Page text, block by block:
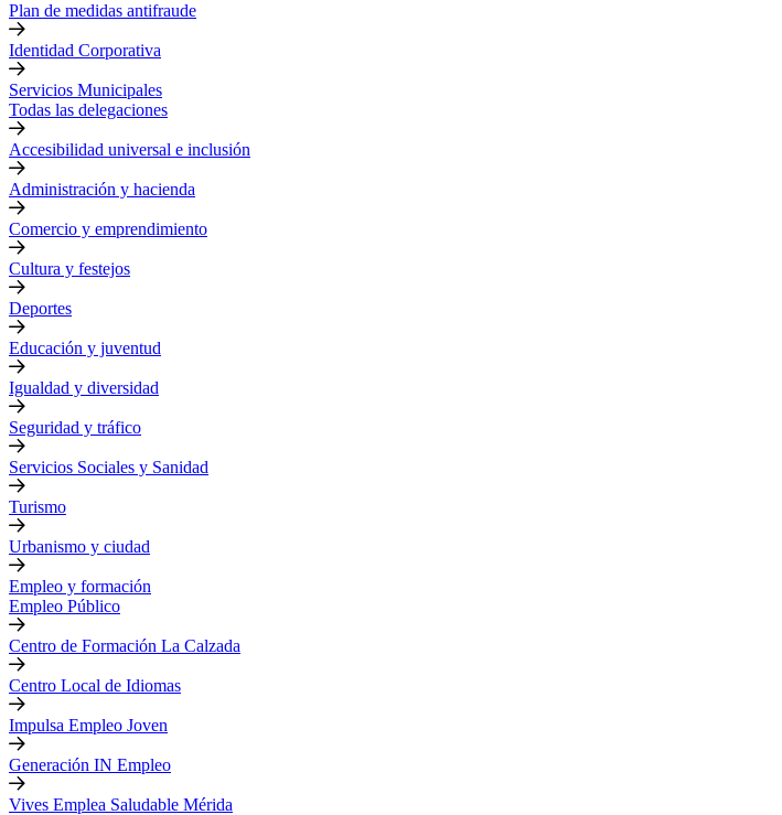
Plan de medidas antifraude
Identidad Corporativa
Servicios Municipales
Todas las delegaciones
Accesibilidad universal e inclusión
Administración y hacienda
Comercio y emprendimiento
Cultura y festejos
Deportes
Educación y juventud
Igualdad y diversidad
Seguridad y tráfico
Servicios Sociales y Sanidad
Turismo
Urbanismo y ciudad
Empleo y formación
Empleo Público
Centro de Formación La Calzada
Centro Local de Idiomas
Impulsa Empleo Joven
Generación IN Empleo
Vives Emplea Saludable Mérida